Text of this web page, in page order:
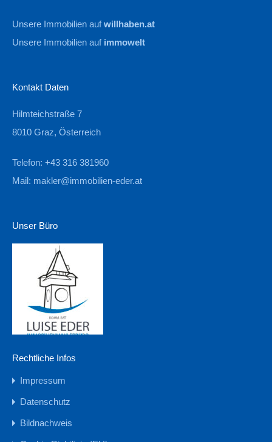
Unsere Immobilien aufwillhaben.at
Unsere Immobilien auf immowelt
Kontakt Daten
Hilmteichstraße 7
8010 Graz, Österreich
Telefon: +43 316 381960
Mail: makler@immobilien-eder.at
Unser Büro
Rechtliche Infos
Impressum
Datenschutz
Bildnachweis